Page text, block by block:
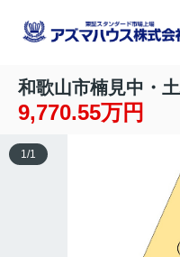
和歌山市楠見中・
9,770.55万円
1 /1